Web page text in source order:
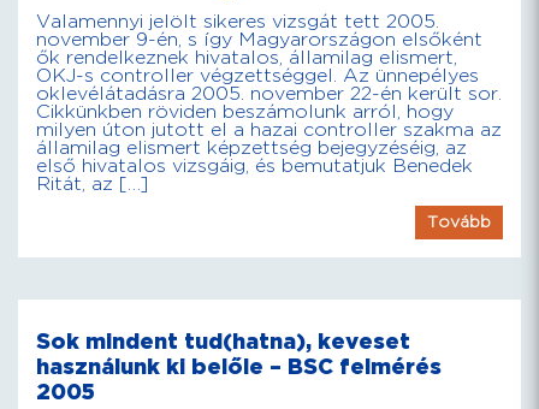
Valamennyi jelölt sikeres vizsgát tett 2005.
november 9-én, s így Magyarországon elsőként
ők rendelkeznek hivatalos, államilag elismert,
OKJ-s controller végzettséggel. Az ünnepélyes
oklevélátadásra 2005. november 22-én került sor.
Cikkünkben röviden beszámolunk arról, hogy
milyen úton jutott el a hazai controller szakma az
államilag elismert képzettség bejegyzéséig, az
első hivatalos vizsgáig, és bemutatjuk Benedek
Ritát, az […]
Tovább
Sok mindent tud(hatna), keveset
használunk ki belőle – BSC felmérés
2005